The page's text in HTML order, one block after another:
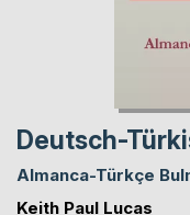
Deutsch-
Almanca-Türkçe
Keith Paul Lucas